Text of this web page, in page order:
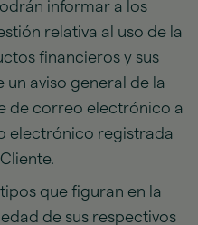
informar a los
relativa al uso de la
financieros y sus
aviso general de la
de correo electrónico a
electrónico registrada
que figuran en la
de sus respectivos